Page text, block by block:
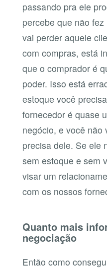
passando pra ele
percebe que não
vai perder aquele
com compras, está
que o comprador é
poder. Isso está
estoque você
fornecedor é quase
negócio, e você não
precisa dele. Se ele
sem estoque e sem
visar um
com os nossos
Quanto mais
negociação
Então como